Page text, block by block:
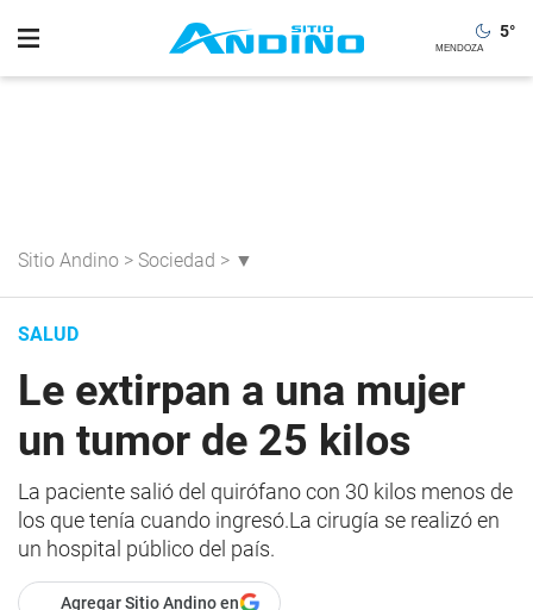
5°
Sitio Andino > Sociedad > ▼
SALUD
Le extirpan a una mujer
un tumor de 25 kilos
La paciente salió del quirófano con 30 kilos menos de
los que tenía cuando ingresó.La cirugía se realizó en
un hospital público del país.
Agregar Sitio Andino en